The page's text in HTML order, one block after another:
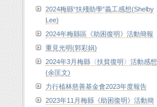
2024梅縣“扶殘助學”義工感想(Shelby
Lee)
2024年梅縣區《助困復明》活動簡報
重見光明(郭彩娟)
2024年3月梅縣〈扶貧復明〉活動感想
(余匡文)
力行植林慈善基金會2023年度報告
2023年11月梅縣《助困復明》活動簡